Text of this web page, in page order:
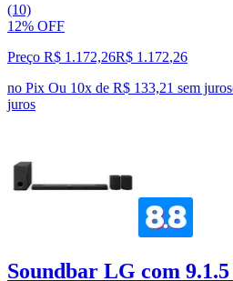
(10)
12% OFF
Preço R$ 1.172,26R$ 1.172,26
no Pix Ou 10x de R$ 133,21 sem juros
juros
Soundbar LG com